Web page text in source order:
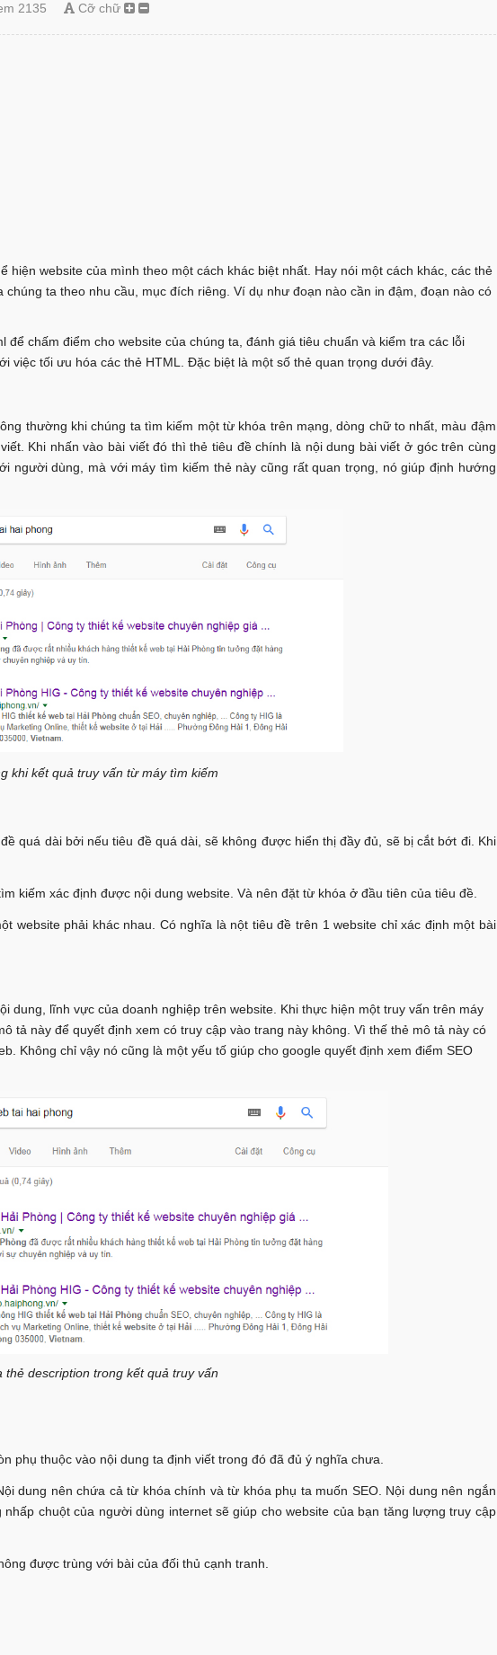
2135 Cỡ chữ
hiện website của mình theo một cách khác biệt nhất. Hay nói một cách khác, các thẻ
ta theo nhu cầu, mục đích riêng. Ví dụ như đoạn nào cần in đậm, đoạn nào có
chấm điểm cho website của chúng ta, đánh giá tiêu chuẩn và kiểm tra các lỗi
việc tối ưu hóa các thẻ HTML. Đặc biệt là một số thẻ quan trọng dưới đây.
thường khi chúng ta tìm kiếm một từ khóa trên mạng, dòng chữ to nhất, màu đậm
Khi nhấn vào bài viết đó thì thẻ tiêu đề chính là nội dung bài viết ở góc trên cùng
người dùng, mà với máy tìm kiếm thẻ này cũng rất quan trọng, nó giúp định hướng
khi kết quả truy vấn từ máy tìm kiếm
quá dài bởi nếu tiêu đề quá dài, sẽ không được hiển thị đầy đủ, sẽ bị cắt bớt đi. Khi
kiếm xác định được nội dung website. Và nên đặt từ khóa ở đầu tiên của tiêu đề.
website phải khác nhau. Có nghĩa là nột tiêu đề trên 1 website chỉ xác định một bài
dung, lĩnh vực của doanh nghiệp trên website. Khi thực hiện một truy vấn trên máy
tả này để quyết định xem có truy cập vào trang này không. Vì thế thẻ mô tả này có
Không chỉ vậy nó cũng là một yếu tố giúp cho google quyết định xem điểm SEO
thẻ description trong kết quả truy vấn
thuộc vào nội dung ta định viết trong đó đã đủ ý nghĩa chưa.
dung nên chứa cả từ khóa chính và từ khóa phụ ta muốn SEO. Nội dung nên ngắn
chuột của người dùng internet sẽ giúp cho website của bạn tăng lượng truy cập
được trùng với bài của đối thủ cạnh tranh.